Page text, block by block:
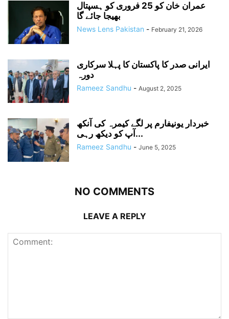
عمران خان کو 25 فروری کو ہسپتال
بھیجا جائے گا
News Lens Pakistan - February 21, 2026
ایرانی صدر کا پاکستان کا پہلا سرکاری
دورہ
Rameez Sandhu - August 2, 2025
خبردار یونیفارم پر لگے کیمرہ کی آنکھ
آپ کو دیکھ رہی...
Rameez Sandhu - June 5, 2025
NO COMMENTS
LEAVE A REPLY